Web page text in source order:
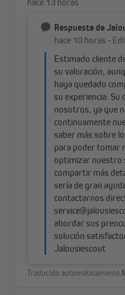
Verwendungsmöglichkeit,
Stellung der Stoffbahnen:
Merkmale:
Stoffbahnhöhe